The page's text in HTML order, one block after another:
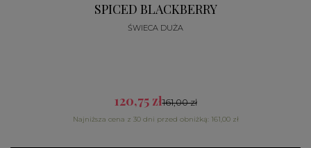
SPICED BLACKBERRY
ŚWIECA DUŻA
120,75 zł161,00 zł
Najniższa cena z 30 dni przed obniżką: 161,00 zł